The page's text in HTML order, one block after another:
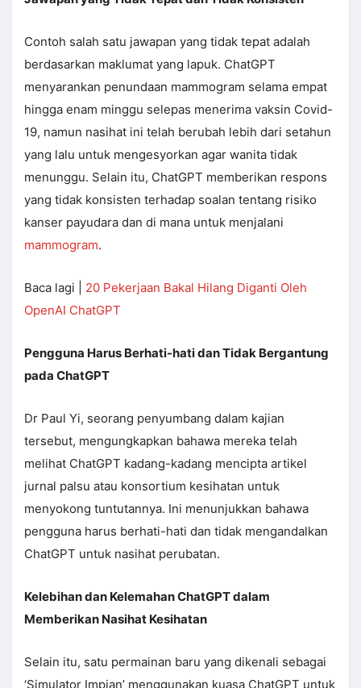
Contoh salah satu jawapan yang tidak tepat adalah
berdasarkan maklumat yang lapuk. ChatGPT
menyarankan penundaan mammogram selama empat
hingga enam minggu selepas menerima vaksin Covid-
19, namun nasihat ini telah berubah lebih dari setahun
yang lalu untuk mengesyorkan agar wanita tidak
menunggu. Selain itu, ChatGPT memberikan respons
yang tidak konsisten terhadap soalan tentang risiko
kanser payudara dan di mana untuk menjalani
mammogram.
Baca lagi | 20 Pekerjaan Bakal Hilang Diganti Oleh
OpenAI ChatGPT
Pengguna Harus Berhati-hati dan Tidak Bergantung
pada ChatGPT
Dr Paul Yi, seorang penyumbang dalam kajian
tersebut, mengungkapkan bahawa mereka telah
melihat ChatGPT kadang-kadang mencipta artikel
jurnal palsu atau konsortium kesihatan untuk
menyokong tuntutannya. Ini menunjukkan bahawa
pengguna harus berhati-hati dan tidak mengandalkan
ChatGPT untuk nasihat perubatan.
Kelebihan dan Kelemahan ChatGPT dalam
Memberikan Nasihat Kesihatan
Selain itu, satu permainan baru yang dikenali sebagai
‘Simulator Impian’ menggunakan kuasa ChatGPT untuk